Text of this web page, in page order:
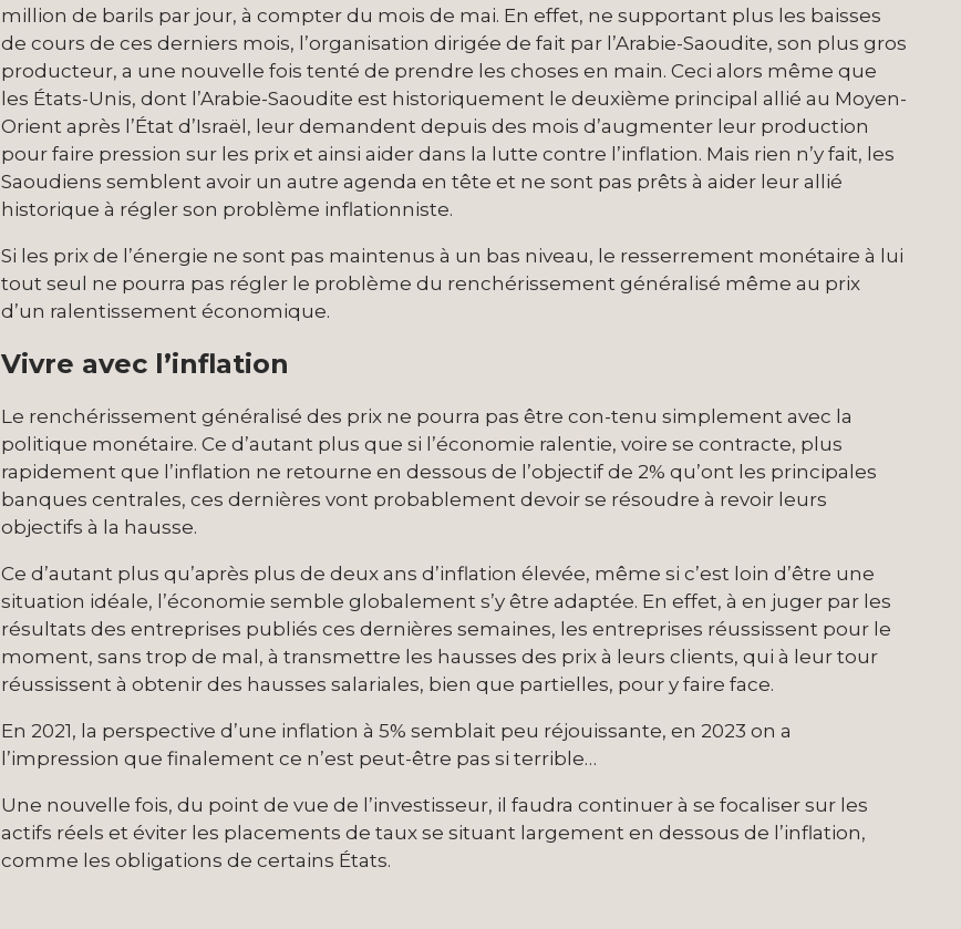
million de barils par jour, à compter du mois de mai. En effet, ne supportant plus les baisses
de cours de ces derniers mois, l’organisation dirigée de fait par l’Arabie-Saoudite, son plus gros
producteur, a une nouvelle fois tenté de prendre les choses en main. Ceci alors même que
les États-Unis, dont l’Arabie-Saoudite est historiquement le deuxième principal allié au Moyen-
Orient après l’État d’Israël, leur demandent depuis des mois d’augmenter leur production
pour faire pression sur les prix et ainsi aider dans la lutte contre l’inflation. Mais rien n’y fait, les
Saoudiens semblent avoir un autre agenda en tête et ne sont pas prêts à aider leur allié
historique à régler son problème inflationniste.
Si les prix de l’énergie ne sont pas maintenus à un bas niveau, le resserrement monétaire à lui
tout seul ne pourra pas régler le problème du renchérissement généralisé même au prix
d’un ralentissement économique.
Vivre avec l’inflation
Le renchérissement généralisé des prix ne pourra pas être con-tenu simplement avec la
politique monétaire. Ce d’autant plus que si l’économie ralentie, voire se contracte, plus
rapidement que l’inflation ne retourne en dessous de l’objectif de 2% qu’ont les principales
banques centrales, ces dernières vont probablement devoir se résoudre à revoir leurs
objectifs à la hausse.
Ce d’autant plus qu’après plus de deux ans d’inflation élevée, même si c’est loin d’être une
situation idéale, l’économie semble globalement s’y être adaptée. En effet, à en juger par les
résultats des entreprises publiés ces dernières semaines, les entreprises réussissent pour le
moment, sans trop de mal, à transmettre les hausses des prix à leurs clients, qui à leur tour
réussissent à obtenir des hausses salariales, bien que partielles, pour y faire face.
En 2021, la perspective d’une inflation à 5% semblait peu réjouissante, en 2023 on a
l’impression que finalement ce n’est peut-être pas si terrible…
Une nouvelle fois, du point de vue de l’investisseur, il faudra continuer à se focaliser sur les
actifs réels et éviter les placements de taux se situant largement en dessous de l’inflation,
comme les obligations de certains États.